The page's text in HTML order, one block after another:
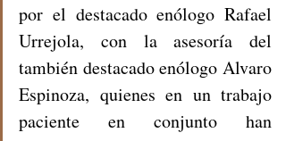
por el destacado enólogo Rafael
Urrejola, con la asesoría del
también destacado enólogo Alvaro
Espinoza, quienes en un trabajo
paciente en conjunto han